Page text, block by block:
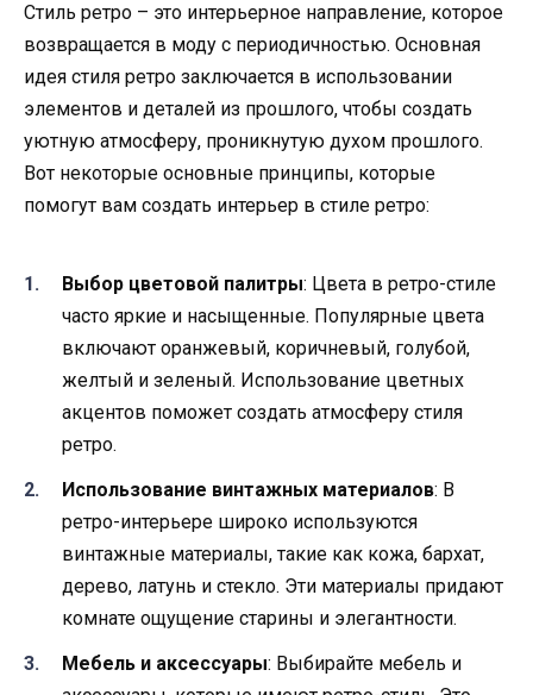
Стиль ретро – это интерьерное направление, которое
возвращается в моду с периодичностью. Основная
идея стиля ретро заключается в использовании
элементов и деталей из прошлого, чтобы создать
уютную атмосферу, проникнутую духом прошлого.
Вот некоторые основные принципы, которые
помогут вам создать интерьер в стиле ретро:
Выбор цветовой палитры: Цвета в ретро-стиле
часто яркие и насыщенные. Популярные цвета
включают оранжевый, коричневый, голубой,
желтый и зеленый. Использование цветных
акцентов поможет создать атмосферу стиля
ретро.
Использование винтажных материалов: В
ретро-интерьере широко используются
винтажные материалы, такие как кожа, бархат,
дерево, латунь и стекло. Эти материалы придают
комнате ощущение старины и элегантности.
Мебель и аксессуары: Выбирайте мебель и